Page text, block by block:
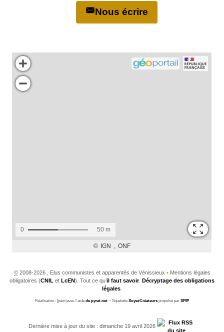
Nous écrire
©2008-2026 , Elus communistes et apparentés de Vénissieux •Mentions légales
obligatoires (CNIL et LcEN). Tout ce qu’il faut savoir. Décryptage des obligations
légales
Réalisation : [pam|avec l’aide de pyrat.net • Squelette SoyezCréateurs propulsé par SPIP
Dernière mise à jour du site : dimanche 19 avril 2026